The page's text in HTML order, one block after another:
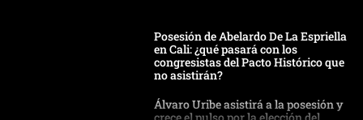
Posesión de Abelardo De La Espriella
en Cali: ¿qué pasará con los
congresistas del Pacto Histórico que
no asistirán?
Álvaro Uribe asistirá a la posesión y